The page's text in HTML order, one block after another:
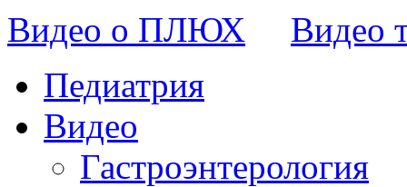
Видео о ПЛЮХ
Видео
Педиатрия
Видео
Гастроэнтерология